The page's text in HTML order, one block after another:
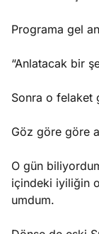
Programa gel
“Anlatacak bir
Sonra o felaket
Göz göre göre
O gün
içindeki iyiliğin
umdum.